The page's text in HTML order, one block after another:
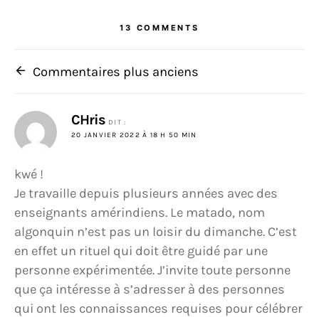
13 COMMENTS
Navigation dans les
Commentaires plus anciens
CHris DIT :
20 JANVIER 2022 À 18 H 50 MIN
kwé !
Je travaille depuis plusieurs années avec des
enseignants amérindiens. Le matado, nom
algonquin n’est pas un loisir du dimanche. C’est
en effet un rituel qui doit être guidé par une
personne expérimentée. J’invite toute personne
que ça intéresse à s’adresser à des personnes
qui ont les connaissances requises pour célébrer